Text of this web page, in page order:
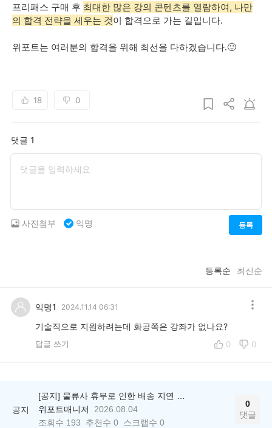
프리패스 구매 후 최대한 많은 강의 콘텐츠를 열람하여, 나만
의 합격 전략을 세우는 것이 합격으로 가는 길입니다.
위포트는 여러분의 합격을 위해 최선을 다하겠습니다.🙂
18 0
댓글 1
등록
사진첨부 익명
등록순 최신순
익명1 2024.11.14 06:31
기술직으로 지원하려는데 화공쪽은 강좌가 없나요?
답글 쓰기 0 0
공지
위포트매니저
2026.08.04
조회수 193 추천수 0 스크랩수 0
0
댓글